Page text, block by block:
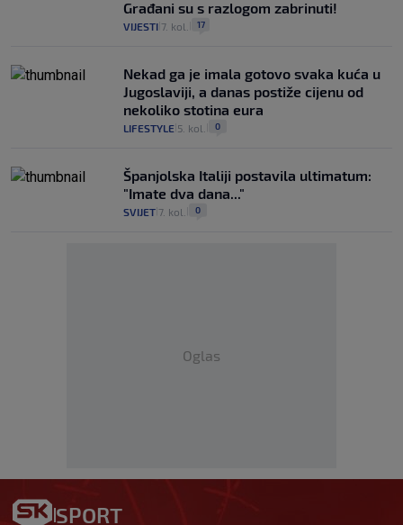
Građani su s razlogom zabrinuti!
VIJESTI 7. kol. 17
Nekad ga je imala gotovo svaka kuća u
Jugoslaviji, a danas postiže cijenu od
nekoliko stotina eura
LIFESTYLE 5. kol. 0
Španjolska Italiji postavila ultimatum:
"Imate dva dana..."
SVIJET 7. kol. 0
Oglas
SPORT